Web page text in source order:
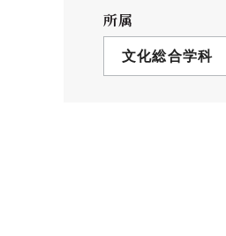
３Dパノラマビュー
所属
文化総合学科